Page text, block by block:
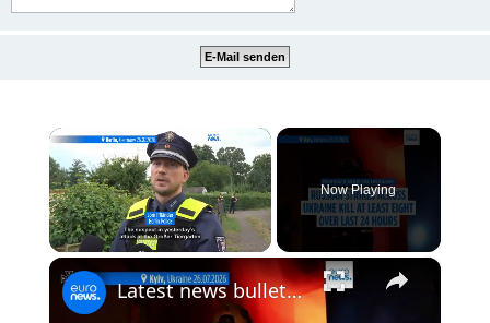
×
Now Playing
×
Latest news bulletin | July 27th, 2026 – Morning